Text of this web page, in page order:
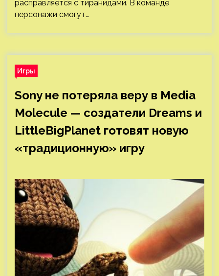
расправляется с тиранидами. В команде
персонажи смогут…
Игры
Sony не потеряла веру в Media
Molecule — создатели Dreams и
LittleBigPlanet готовят новую
«традиционную» игру